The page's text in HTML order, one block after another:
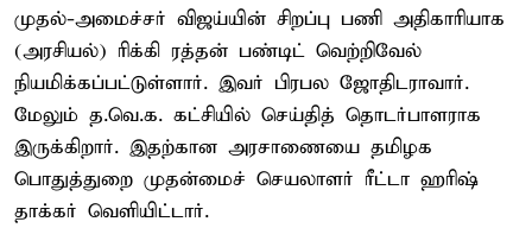
முதல்-அமைச்சர் விஜய்யின் சிறப்பு பணி அதிகாரியாக
(அரசியல்) ரிக்கி ரத்தன் பண்டிட் வெற்றிவேல்
நியமிக்கப்பட்டுள்ளார். இவர் பிரபல ஜோதிடராவார்.
மேலும் த.வெ.க. கட்சியில் செய்தித் தொடர்பாளராக
இருக்கிறார். இதற்கான அரசாணையை தமிழக
பொதுத்துறை முதன்மைச் செயலாளர் ரீட்டா ஹரிஷ்
தாக்கர் வெளியிட்டார்.